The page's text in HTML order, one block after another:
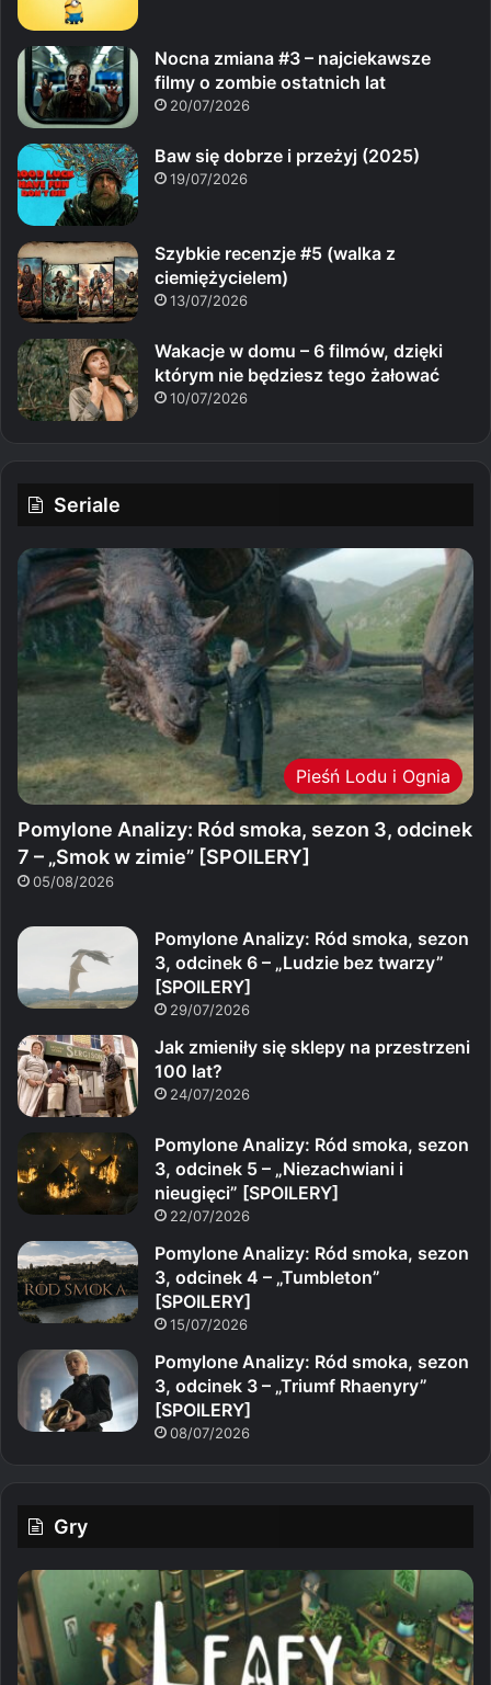
Nocna zmiana #3 – najciekawsze
filmy o zombie ostatnich lat
20/07/2026
Baw się dobrze i przeżyj (2025)
19/07/2026
Szybkie recenzje #5 (walka z
ciemiężycielem)
13/07/2026
Wakacje w domu – 6 filmów, dzięki
którym nie będziesz tego żałować
10/07/2026
Seriale
Pieśń Lodu i Ognia
Pomylone Analizy: Ród smoka, sezon 3, odcinek
7 – „Smok w zimie” [SPOILERY]
05/08/2026
Pomylone Analizy: Ród smoka, sezon
3, odcinek 6 – „Ludzie bez twarzy”
[SPOILERY]
29/07/2026
Jak zmieniły się sklepy na przestrzeni
100 lat?
24/07/2026
Pomylone Analizy: Ród smoka, sezon
3, odcinek 5 – „Niezachwiani i
nieugięci” [SPOILERY]
22/07/2026
Pomylone Analizy: Ród smoka, sezon
3, odcinek 4 – „Tumbleton”
[SPOILERY]
15/07/2026
Pomylone Analizy: Ród smoka, sezon
3, odcinek 3 – „Triumf Rhaenyry”
[SPOILERY]
08/07/2026
Gry